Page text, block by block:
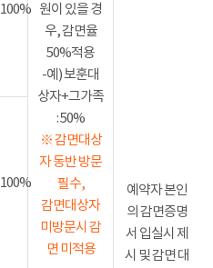
100% 원이 있을 경
우, 감면율
50%적용
-예) 보훈대
상자+그가족
: 50%
※ 감면대상
자 동반 방문
필수,
감면대상자
미방문시 감
면 미적용
예약자 본인
의 감면증명
서 입실시 제
시 및 감면 대
100%